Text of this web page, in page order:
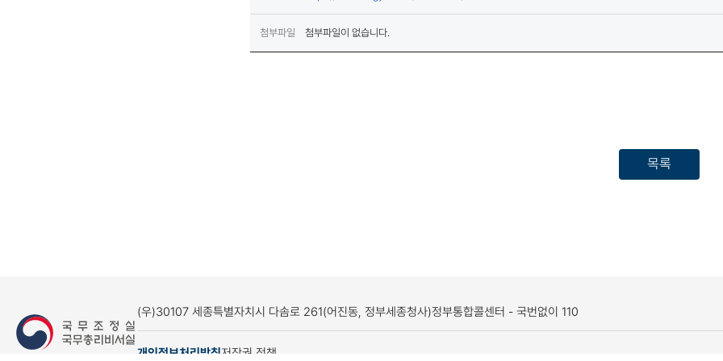
첨부파일 첨부파일이 없습니다.
목록
(우)30107 세종특별자치시 다솜로 261(어진동, 정부세종청사)정부통합콜센터 - 국번없이 110
개인정보처리방침저작권 정책